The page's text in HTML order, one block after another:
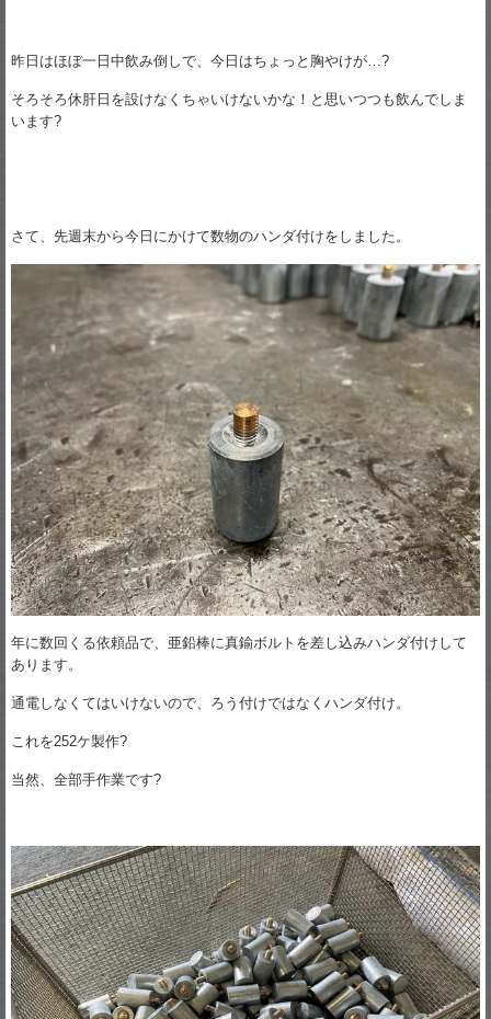
昨日はほぼ一日中飲み倒しで、今日はちょっと胸やけが…?
そろそろ休肝日を設けなくちゃいけないかな！と思いつつも飲んでしま
います?
さて、先週末から今日にかけて数物のハンダ付けをしました。
年に数回くる依頼品で、亜鉛棒に真鍮ボルトを差し込みハンダ付けして
あります。
通電しなくてはいけないので、ろう付けではなくハンダ付け。
これを252ケ製作?
当然、全部手作業です?